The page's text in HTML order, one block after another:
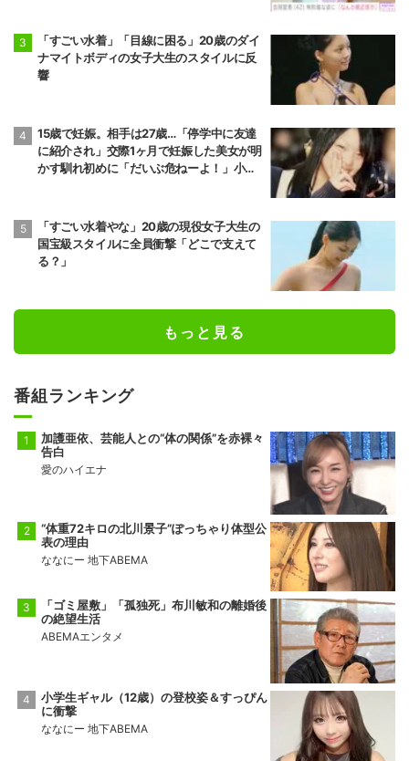
「すごい水着」「目線に困る」20歳のダイ
ナマイトボディの女子大生のスタイルに反
響
15歳で妊娠。相手は27歳…「停学中に友達
に紹介され」交際1ヶ月で妊娠した美女が明
かす馴れ初めに「だいぶ危ねーよ！」小森
「すごい水着やな」20歳の現役女子大生の
国宝級スタイルに全員衝撃「どこで支えて
る？」
もっと見る
番組ランキング
加護亜依、芸能人との“体の関係”を赤裸々
告白
愛のハイエナ
“体重72キロの北川景子”ぽっちゃり体型公
表の理由
ななにー 地下ABEMA
「ゴミ屋敷」「孤独死」布川敏和の離婚後
の絶望生活
ABEMAエンタメ
小学生ギャル（12歳）の登校姿＆すっぴん
に衝撃
ななにー 地下ABEMA